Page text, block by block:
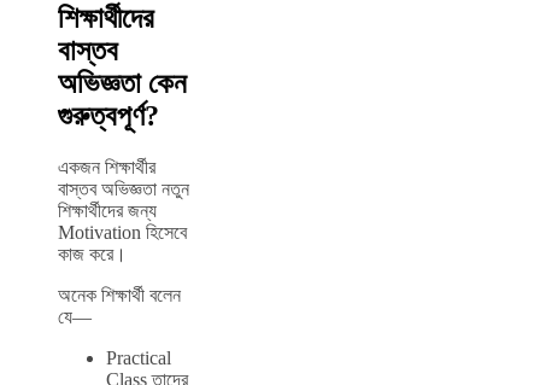
শিক্ষার্থীদের
বাস্তব
অভিজ্ঞতা কেন
গুরুত্বপূর্ণ?
একজন শিক্ষার্থীর
বাস্তব অভিজ্ঞতা নতুন
শিক্ষার্থীদের জন্য
Motivation হিসেবে
কাজ করে।
অনেক শিক্ষার্থী বলেন
যে—
Practical
Class তাদের